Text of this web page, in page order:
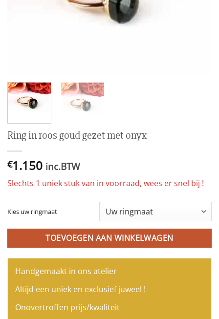
Ring in roos goud gezet met onyx
€1.150 inc.BTW
Slechts 1 uniek stuk van in voorraad, wees er snel bij !
Kies uw ringmaat
TOEVOEGEN AAN WINKELWAGEN
Handgemaakt in ons atelier
Altijd een uniek en exclusief juweel !
Onovertroffen prijs/kwaliteit